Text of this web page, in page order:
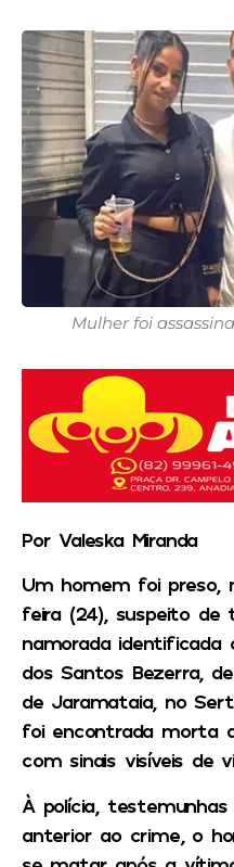
Mulher foi
Por Valeska Miranda
Um homem foi
feira (24), suspeito de
namorada identificada
dos Santos Bezerra,
de Jaramataia, no
foi encontrada morta
com sinais visíveis de
À polícia,
anterior ao crime, o